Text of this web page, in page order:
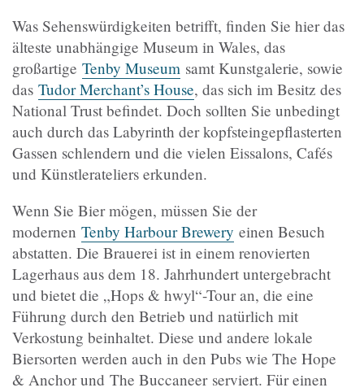
Was Sehenswürdigkeiten betrifft, finden Sie hier das
älteste unabhängige Museum in Wales, das
großartige Tenby Museum samt Kunstgalerie, sowie
das Tudor Merchant’s House, das sich im Besitz des
National Trust befindet. Doch sollten Sie unbedingt
auch durch das Labyrinth der kopfsteingepflasterten
Gassen schlendern und die vielen Eissalons, Cafés
und Künstlerateliers erkunden.
Wenn Sie Bier mögen, müssen Sie der
modernen Tenby Harbour Brewery einen Besuch
abstatten. Die Brauerei ist in einem renovierten
Lagerhaus aus dem 18. Jahrhundert untergebracht
und bietet die „Hops & hwyl“-Tour an, die eine
Führung durch den Betrieb und natürlich mit
Verkostung beinhaltet. Diese und andere lokale
Biersorten werden auch in den Pubs wie The Hope
& Anchor und The Buccaneer serviert. Für einen